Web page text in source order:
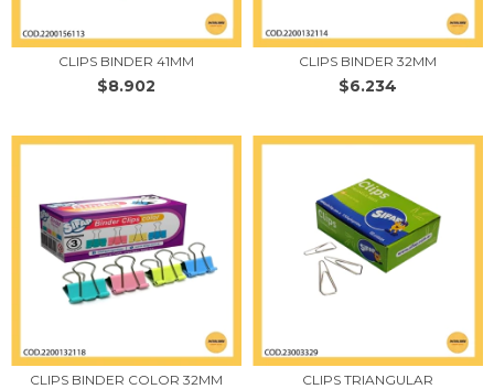
CLIPS BINDER 41MM
$8.902
CLIPS BINDER 32MM
$6.234
CLIPS BINDER COLOR 32MM CLIPS TRIANGULAR